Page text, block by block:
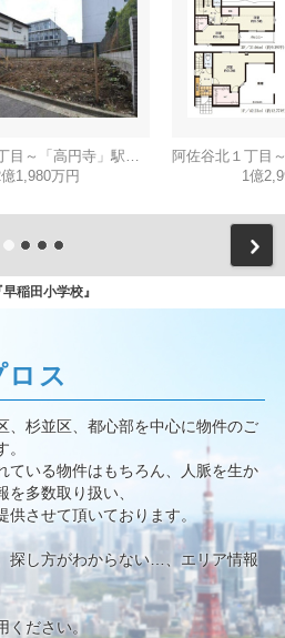
1,980万円
1億
早稲田小学校』
ロス
、杉並区、都心部を中心に物件のご
ている物件はもちろん、人脈を生か
を多数取り扱い、
させて頂いております。
探し方がわからない…、エリア情報
ください。